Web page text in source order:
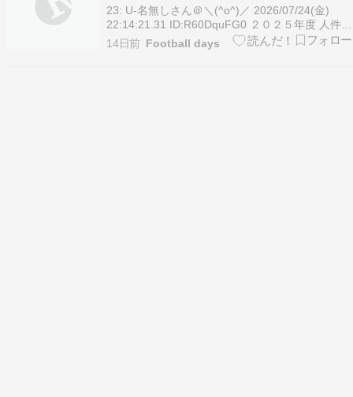
23: U-名無しさん＠＼(^o^)／ 2026/07/24(金)
22:14:21.31 ID:R60DquFG0 ２０２５年度 人件費
ランキング １位浦和レッズ ３２億７２００万 ２
位町田ゼルビア ３２億４２００万 ３位ヴィッセ
14日前 Football days